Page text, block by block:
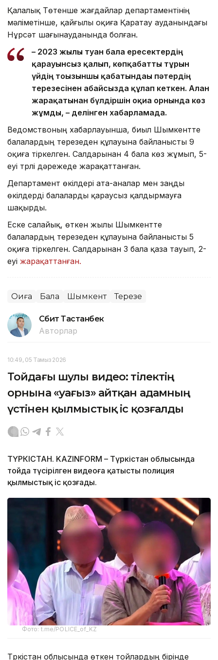
Қалалық Төтенше жағдайлар департаментінің
мәліметінше, қайғылы оқиға Қаратау ауданындағы
Нұрсәт шағынауданында болған.
– 2023 жылы туған бала ересектердің
қарауынсыз қалып, көпқабатты тұрғын
үйдің тоғызыншы қабатындағы пәтердің
терезесінен абайсызда құлап кеткен. Алған
жарақатынан бүлдіршін оқиға орнында көз
жұмды, – делінген хабарламада.
Ведомствоның хабарлауынша, биыл Шымкентте
балалардың терезеден құлауына байланысты 9
оқиға тіркелген. Салдарынан 4 бала көз жұмып, 5-
еуі түрлі дәрежеде жарақаттанған.
Департамент өкілдері ата-аналар мен заңды
өкілдерді балаларды қараусыз қалдырмауға
шақырды.
Еске салайық, өткен жылы Шымкентте
балалардың терезеден құлауына байланысты 5
оқиға тіркелген. Салдарынан 3 бала қаза тауып, 2-
еуі жарақаттанған.
Оқиға Бала Шымкент Терезе
Сәбит Тастанбек
Авторлар
10:49, 05 Тамыз 2026
Тойдағы шулы видео: тілектің
орнына «уағыз» айтқан адамның
үстінен қылмыстық іс қозғалды
ТҮРКІСТАН. KAZINFORM – Түркістан облысында
тойда түсірілген видеоға қатысты полиция
қылмыстық іс қозғады.
Фото: t.me/POLICE_of_KZ
Түркістан облысында өткен тойлардың бірінде